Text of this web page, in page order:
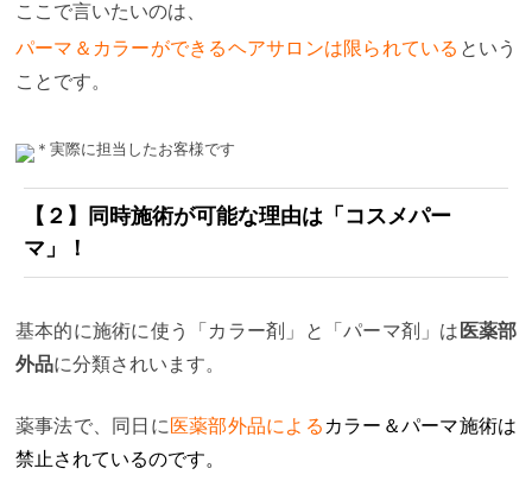
ここで言いたいのは、
パーマ＆カラーができるヘアサロンは限られている という
ことです。
＊実際に担当したお客様です
【２】同時施術が可能な理由は「コスメパー
マ」！
基本的に施術に使う「カラー剤」と「パーマ剤」は 医薬部
外品に分類されいます。
薬事法で、同日に 医薬部外品による カラー＆パーマ施術は
禁止されているのです。